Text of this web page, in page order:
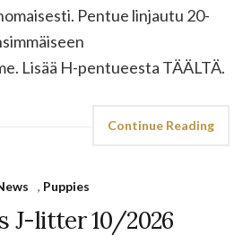
Pentue linjautu 20-
Lisää H-pentueesta TÄÄLTÄ.
Continue Reading
, Puppies
J-litter 10/2026